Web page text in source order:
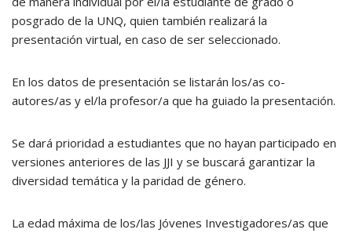
posgrado de la UNQ, quien también realizará la
presentación virtual, en caso de ser seleccionado.
En los datos de presentación se listarán los/as co-
autores/as y el/la profesor/a que ha guiado la presentación.
Se dará prioridad a estudiantes que no hayan participado en
versiones anteriores de las JJI y se buscará garantizar la
diversidad temática y la paridad de género.
La edad máxima de los/las Jóvenes Investigadores/as que